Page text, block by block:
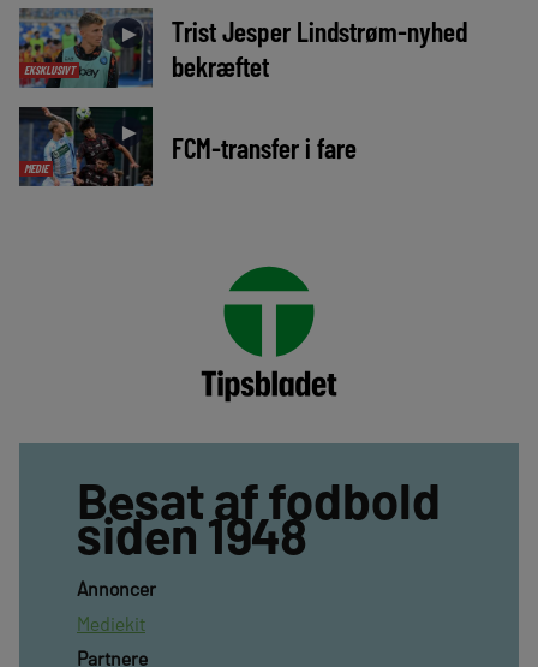
EKSKLUSIVT
►
Trist Jesper Lindstrøm-nyhed
bekræftet
MEDIE
► FCM-transfer i fare
Besat af fodbold
siden 1948
Annoncer
Mediekit
Partnere